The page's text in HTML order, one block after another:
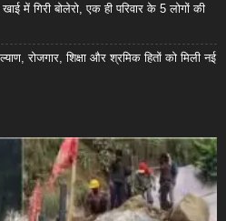
में गिरी बोलेरो, एक ही परिवार के 5 लोगों की
रोजगार, शिक्षा और श्रमिक हितों को मिली नई